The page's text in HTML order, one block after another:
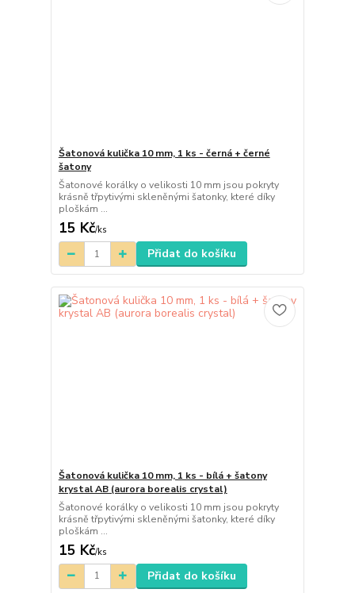
Šatonová kulička 10 mm, 1 ks - černá + černé
šatony
Šatonové korálky o velikosti 10 mm jsou pokryty
krásně třpytivými skleněnými šatonky, které díky
ploškám ...
15 Kč/ks
Přidat do košíku
Šatonová kulička 10 mm, 1 ks - bílá + šatony
krystal AB (aurora borealis crystal)
Šatonové korálky o velikosti 10 mm jsou pokryty
krásně třpytivými skleněnými šatonky, které díky
ploškám ...
15 Kč/ks
Přidat do košíku